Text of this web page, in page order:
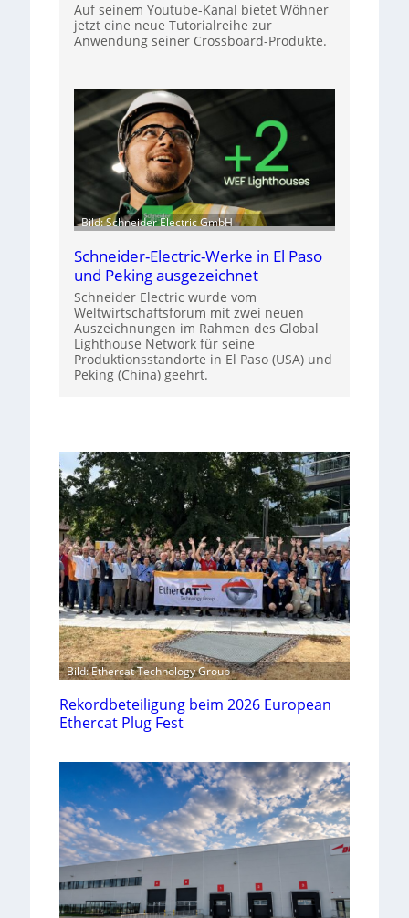
Auf seinem Youtube-Kanal bietet Wöhner
jetzt eine neue Tutorialreihe zur
Anwendung seiner Crossboard-Produkte.
Bild: Schneider Electric GmbH
Schneider-Electric-Werke in El Paso
und Peking ausgezeichnet
Schneider Electric wurde vom
Weltwirtschaftsforum mit zwei neuen
Auszeichnungen im Rahmen des Global
Lighthouse Network für seine
Produktionsstandorte in El Paso (USA) und
Peking (China) geehrt.
Bild: Ethercat Technology Group
Rekordbeteiligung beim 2026 European
Ethercat Plug Fest